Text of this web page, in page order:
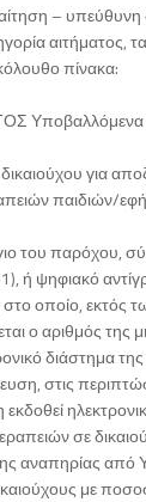
–
αιτήματος,
πίνακα:
Υποβαλλόμενα
για
παιδιών/
του παρόχου,
ή ψηφιακό
στο οποίο,
ο αριθμός της
διάστημα
στις
σε
αναπηρίας από
με